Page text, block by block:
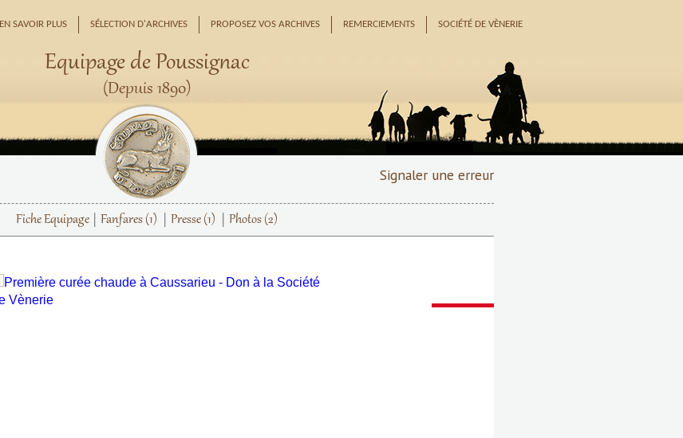
EN SAVOIR PLUS SÉLECTION D'ARCHIVES PROPOSEZ VOS ARCHIVES REMERCIEMENTS SOCIÉTÉ DE VÈNERIE
Equipage de Poussignac
(Depuis 1890)
Signaler une erreur
Fiche Equipage Fanfares (1) Presse (1) Photos (2)